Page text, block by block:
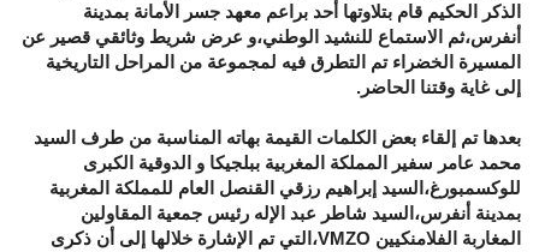
الذكر الحكيم قام بتلاوتها أحد براعم معهد جسر الأمانة بمدينة
أنفرس،ثم الاستماع للنشيد الوطني،و عرض شريط وثائقي قصير عن
المسيرة الخضراء تم التطرق فيه لمجموعة من المراحل التاريخية
إلى غاية وقتنا الحاضر.
بعدها تم إلقاء بعض الكلمات القيمة بهاته المناسبة من طرف السيد
محمد عامر سفير المملكة المغربية ببلجيكا و الدوقية الكبرى
للوكسمبورغ،السيد إبراهيم رزقي القنصل العام للمملكة المغربية
بمدينة أنفرس،السيد شاطر عبد الإله رئيس جمعية المقاولين
المغاربة الفلامنكيين VMZO،التي تم الإشارة خلالها إلى أن ذكرى